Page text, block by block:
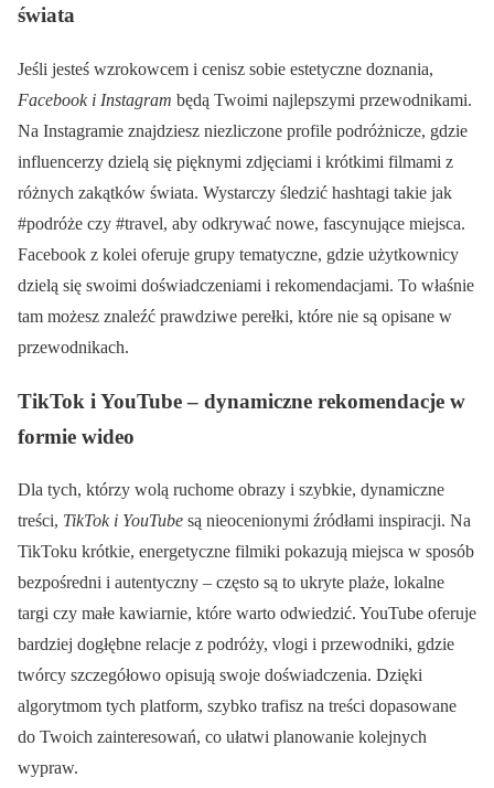
świata
Jeśli jesteś wzrokowcem i cenisz sobie estetyczne doznania,
Facebook i Instagram będą Twoimi najlepszymi przewodnikami.
Na Instagramie znajdziesz niezliczone profile podróżnicze, gdzie
influencerzy dzielą się pięknymi zdjęciami i krótkimi filmami z
różnych zakątków świata. Wystarczy śledzić hashtagi takie jak
#podróże czy #travel, aby odkrywać nowe, fascynujące miejsca.
Facebook z kolei oferuje grupy tematyczne, gdzie użytkownicy
dzielą się swoimi doświadczeniami i rekomendacjami. To właśnie
tam możesz znaleźć prawdziwe perełki, które nie są opisane w
przewodnikach.
TikTok i YouTube – dynamiczne rekomendacje w
formie wideo
Dla tych, którzy wolą ruchome obrazy i szybkie, dynamiczne
treści, TikTok i YouTube są nieocenionymi źródłami inspiracji. Na
TikToku krótkie, energetyczne filmiki pokazują miejsca w sposób
bezpośredni i autentyczny – często są to ukryte plaże, lokalne
targi czy małe kawiarnie, które warto odwiedzić. YouTube oferuje
bardziej dogłębne relacje z podróży, vlogi i przewodniki, gdzie
twórcy szczegółowo opisują swoje doświadczenia. Dzięki
algorytmom tych platform, szybko trafisz na treści dopasowane
do Twoich zainteresowań, co ułatwi planowanie kolejnych
wypraw.